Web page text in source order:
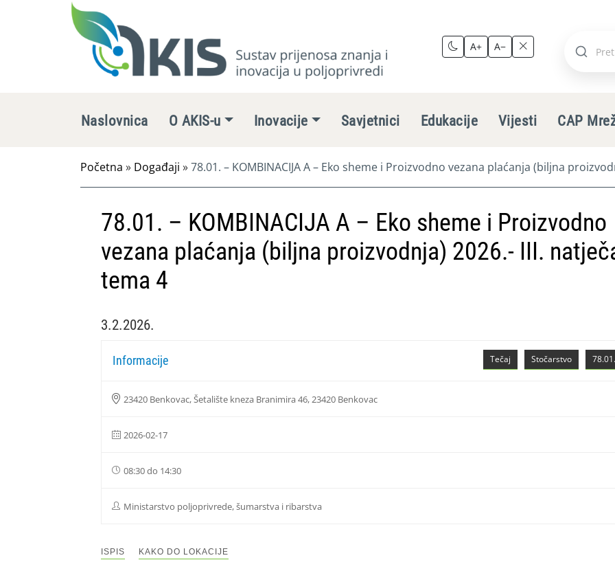
A+ A−
Pretraži
Naslovnica O AKIS-u Inovacije Savjetnici Edukacije Vijesti CAP
Početna » Događaji »78.01. – KOMBINACIJA A – Eko sheme i Proizvodno vezana plaćanja (biljna
78.01. – KOMBINACIJA A – Eko sheme i Proizvodno
vezana plaćanja (biljna proizvodnja) 2026.- III.
tema 4
3.2.2026.
Stočarstvo
Tečaj
Informacije
23420 Benkovac, Šetalište kneza Branimira 46, 23420 Benkovac
2026-02-17
08:30 do 14:30
Ministarstvo poljoprivrede, šumarstva i ribarstva
ISPIS KAKO DO LOKACIJE